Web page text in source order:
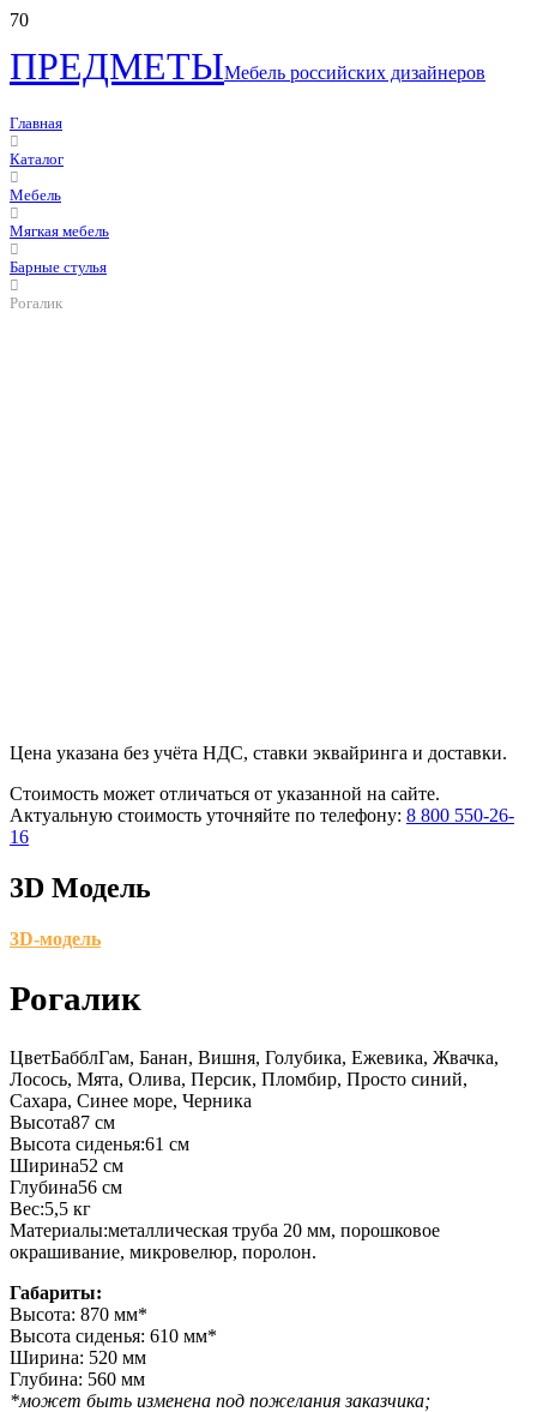
ПРЕДМЕТЫМебель российских дизайнеров
Главная
Каталог
Мебель
Мягкая мебель
Барные стулья
Рогалик
Цена указана без учёта НДС, ставки эквайринга и доставки.
Стоимость может отличаться от указанной на сайте.
Актуальную стоимость уточняйте по телефону: 8 800 550-26-
16
3D Модель
3D-модель
Рогалик
ЦветБабблГам, Банан, Вишня, Голубика, Ежевика, Жвачка,
Лосось, Мята, Олива, Персик, Пломбир, Просто синий,
Сахара, Синее море, Черника
Высота87 см
Высота сиденья:61 см
Ширина52 см
Глубина56 см
Вес:5,5 кг
Материалы:металлическая труба 20 мм, порошковое
окрашивание, микровелюр, поролон.
Габариты:
Высота: 870 мм*
Высота сиденья: 610 мм*
Ширина: 520 мм
Глубина: 560 мм
*может быть изменена под пожелания заказчика;